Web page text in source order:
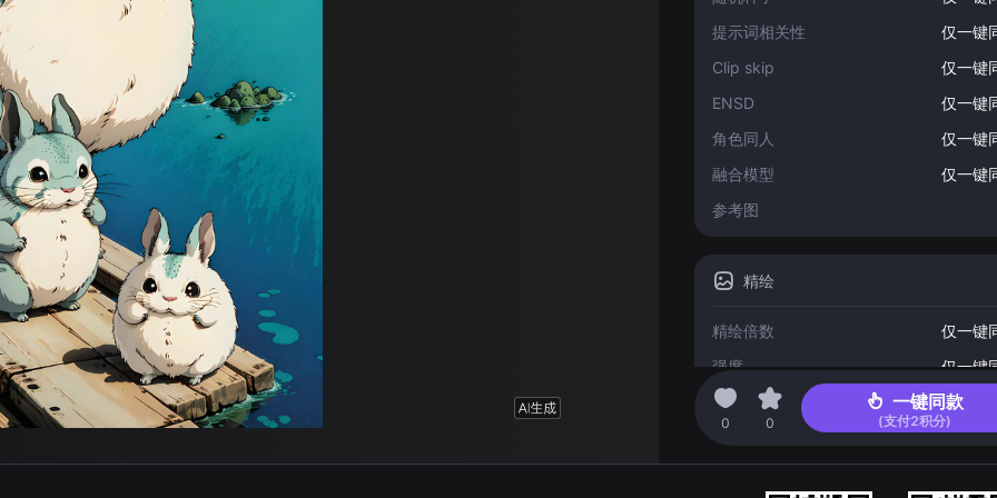
提示词相关性
仅一键
Clip skip
仅一键
ENSD
仅一键
角色同人
仅一键
融合模型
仅一键
参考图
精绘
精绘倍数
仅一键
强度
仅一键
2023-05-01 15:29
0 0
一键同款
(支付2积分)